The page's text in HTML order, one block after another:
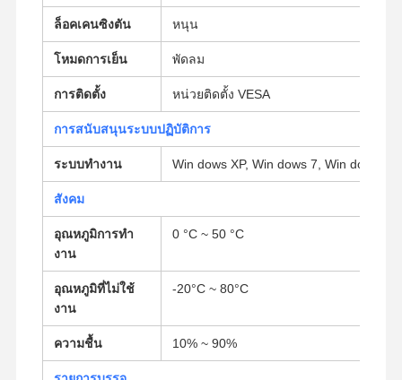
เมนบอร์ดอุตสาหกรรม
แบอร์ดแม่ไฟวอลล์
ล็อคเคนซิงตัน หนุน
โหมดการเย็น พัดลม
การติดตั้ง หน่วยติดตั้ง VESA
การสนับสนุนระบบปฏิบัติการ
ระบบทํางาน Win dows XP, Win dows 7, Win dows
สังคม
อุณหภูมิการทํา
งาน
0 °C ~ 50 °C
อุณหภูมิที่ไม่ใช้
งาน
-20°C ~ 80°C
ความชื้น 10% ~ 90%